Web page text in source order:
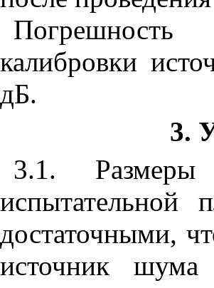
калибровки
дБ.
3.
3.1.
достаточными,
источник